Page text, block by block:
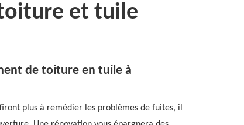
et tuile
de toiture en tuile à
plus à remédier les problèmes de fuites, il